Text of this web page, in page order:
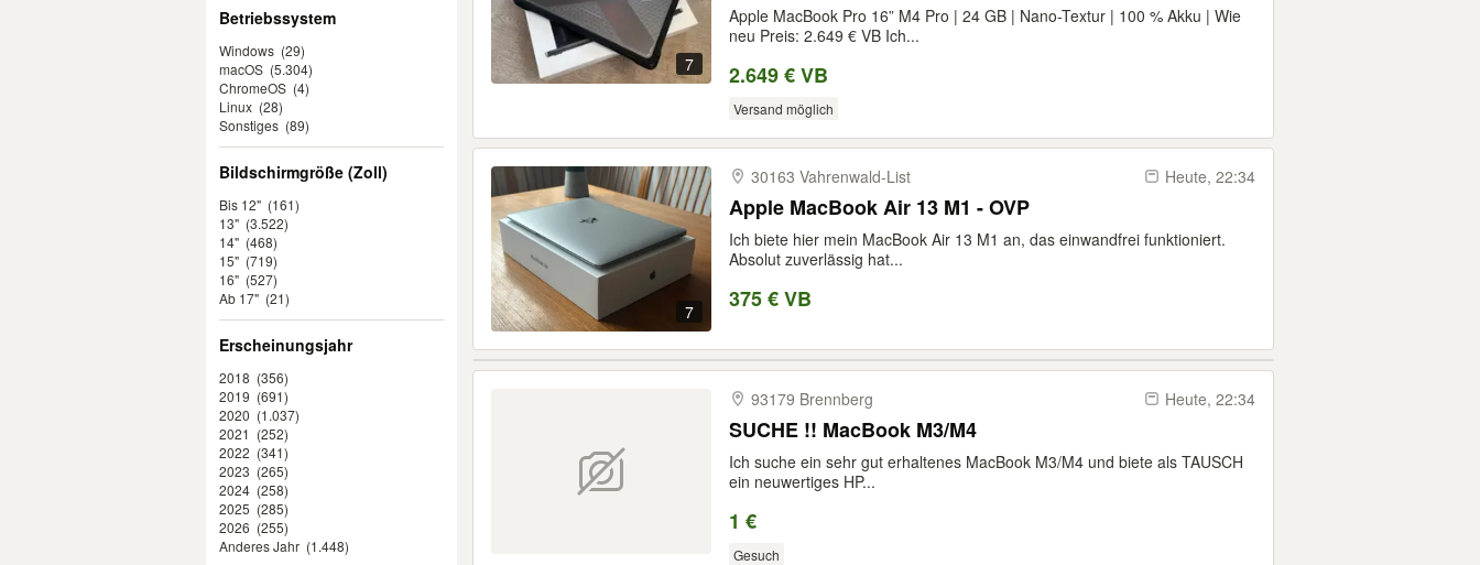
Betriebssystem
Windows (29)
macOS (5.304)
ChromeOS (4)
Linux (28)
Sonstiges (89)
Bildschirmgröße (Zoll)
Bis 12" (161)
13" (3.522)
14" (468)
15" (719)
16" (527)
Ab 17" (21)
Erscheinungsjahr
2018 (356)
2019 (691)
2020 (1.037)
2021 (252)
2022 (341)
2023 (265)
2024 (258)
2025 (285)
2026 (255)
Anderes Jahr (1.448)
7
Apple MacBook Pro 16” M4 Pro | 24 GB | Nano-Textur | 100 % Akku | Wie
neu Preis: 2.649 € VB Ich...
2.649 € VB
Versand möglich
7
30163 Vahrenwald-​List Heute, 22:34
Apple MacBook Air 13 M1 - OVP
Ich biete hier mein MacBook Air 13 M1 an, das einwandfrei funktioniert.
Absolut zuverlässig hat...
375 € VB
93179 Brennberg Heute, 22:34
SUCHE !! MacBook M3/M4
Ich suche ein sehr gut erhaltenes MacBook M3/M4 und biete als TAUSCH
ein neuwertiges HP...
1 €
Gesuch